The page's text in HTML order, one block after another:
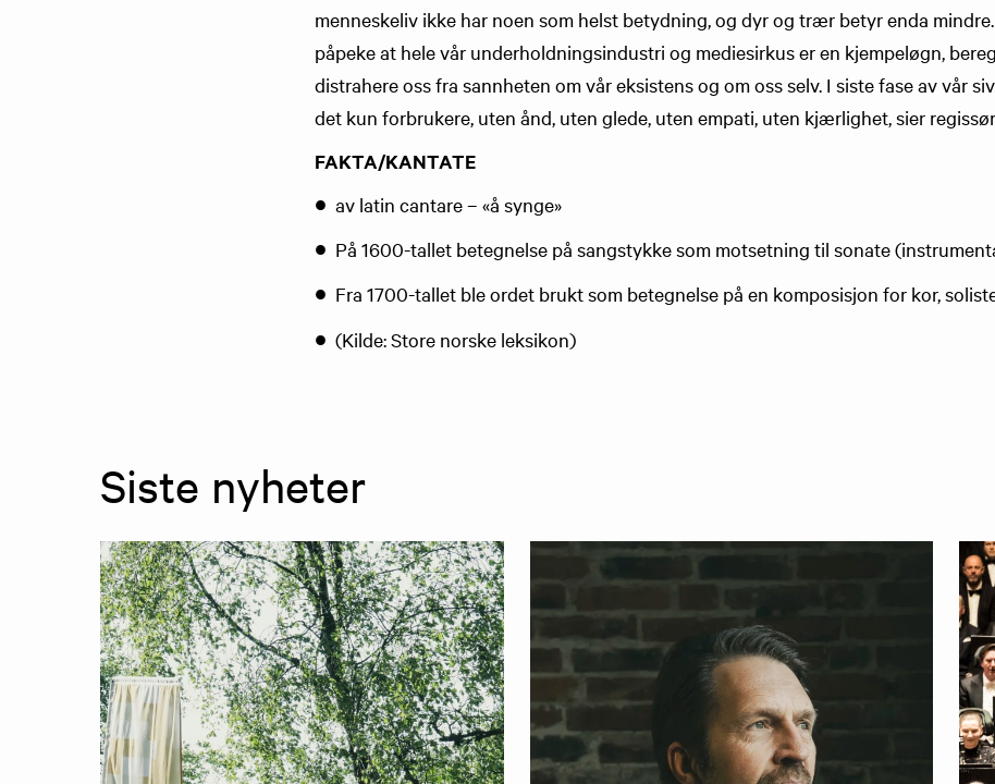
menneskeliv ikke har noen som helst betydning, og dyr og trær betyr enda
påpeke at hele vår underholdningsindustri og mediesirkus er en kjempeløgn,
distrahere oss fra sannheten om vår eksistens og om oss selv. I siste fase av vår
det kun forbrukere, uten ånd, uten glede, uten empati, uten kjærlighet, sier
FAKTA/KANTATE
av latin cantare – «å synge»
På 1600-tallet betegnelse på sangstykke som motsetning til sonate
Fra 1700-tallet ble ordet brukt som betegnelse på en komposisjon for kor,
(Kilde: Store norske leksikon)
Siste nyheter